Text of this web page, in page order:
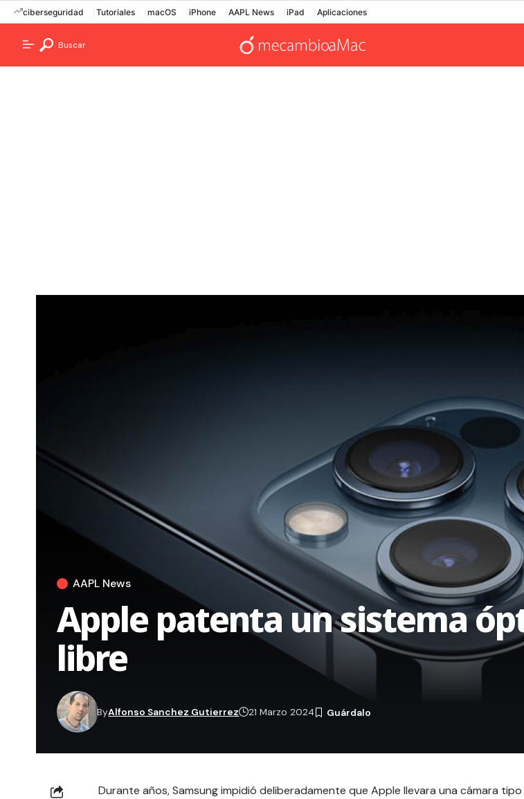
ciberseguridad Tutoriales macOS iPhone AAPL News iPad Aplicaciones
Buscar
AAPL News
Apple patenta un sistema
libre
ByAlfonso Sanchez Gutierrez 21 Marzo 2024
Durante años, Samsung impidió deliberadamente que Apple llevara una cámara